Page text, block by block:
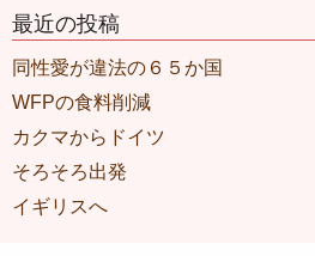
最近の投稿
同性愛が違法の６５か国
WFPの食料削減
カクマからドイツ
そろそろ出発
イギリスへ